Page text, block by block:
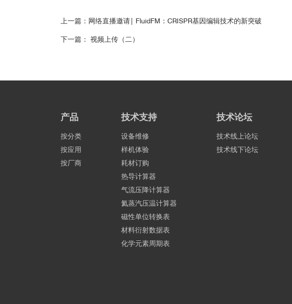
上一篇：网络直播邀请| FluidFM：CRISPR基因编辑技术的新突破
下一篇： 视频上传（二）
产品
按分类
按应用
按厂商
技术支持
设备维修
样机体验
耗材订购
热导计算器
气流压降计算器
氦蒸汽压温计算器
磁性单位转换表
材料衍射数据表
化学元素周期表
技术论坛
技术线上论坛
技术线下论坛